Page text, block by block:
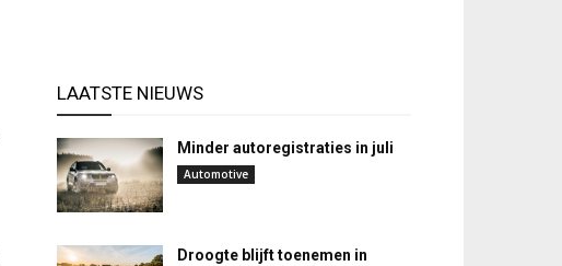
LAATSTE NIEUWS
Minder autoregistraties in juli
Automotive
Droogte blijft toenemen in